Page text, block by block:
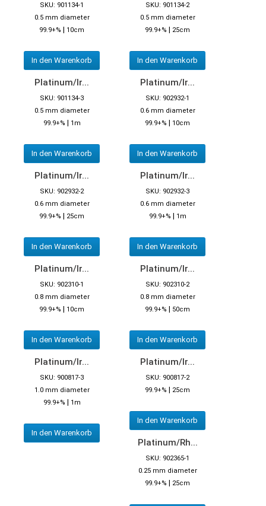
SKU: 901134-1
0.5 mm diameter
99.9+% | 10cm
In den Warenkorb
SKU: 901134-2
0.5 mm diameter
99.9+% | 25cm
In den Warenkorb
Platinum/Ir...
SKU: 901134-3
0.5 mm diameter
99.9+% | 1m
In den Warenkorb
Platinum/Ir...
SKU: 902932-1
0.6 mm diameter
99.9+% | 10cm
In den Warenkorb
Platinum/Ir...
SKU: 902932-2
0.6 mm diameter
99.9+% | 25cm
In den Warenkorb
Platinum/Ir...
SKU: 902932-3
0.6 mm diameter
99.9+% | 1m
In den Warenkorb
Platinum/Ir...
SKU: 902310-1
0.8 mm diameter
99.9+% | 10cm
In den Warenkorb
Platinum/Ir...
SKU: 902310-2
0.8 mm diameter
99.9+% | 50cm
In den Warenkorb
Platinum/Ir...
SKU: 900817-3
1.0 mm diameter
99.9+% | 1m
In den Warenkorb
Platinum/Ir...
SKU: 900817-2
99.9+% | 25cm
In den Warenkorb
Platinum/Rh...
SKU: 902365-1
0.25 mm diameter
99.9+% | 25cm